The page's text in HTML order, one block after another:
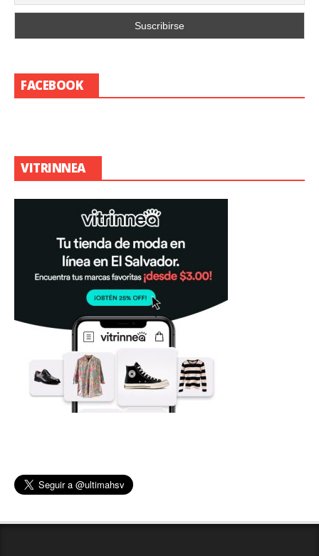
FACEBOOK
VITRINNEA